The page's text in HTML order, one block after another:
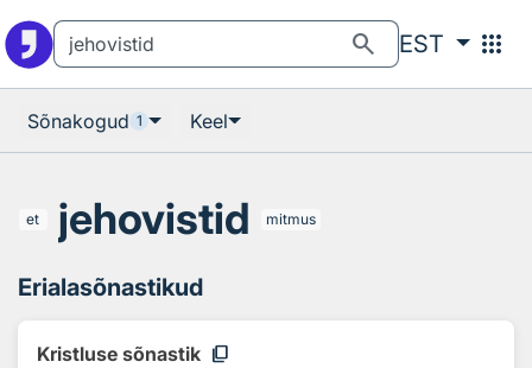
search EST apps
Sõnakogud 1 Keel
et jehovistid mitmus
Erialasõnastikud
Kristluse sõnastik content_copy